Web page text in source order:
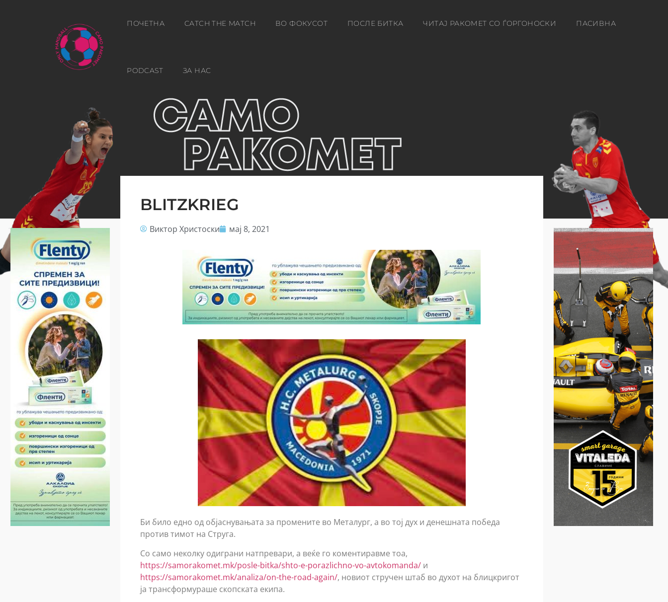
ПОЧЕТНА CATCH THE MATCH ВО ФОКУСОТ ПОСЛЕ БИТКА ЧИТАЈ РАКОМЕТ СО ЃОРГОНОСКИ ПАСИВНА
PODCAST ЗА НАС
BLITZKRIEG
Виктор Христоски мај 8, 2021
Би било едно од објаснувањата за промените во Металург, а во тој дух и денешната победа
против тимот на Струга.
Со само неколку одиграни натпревари, а веќе го коментиравме тоа,
https://samorakomet.mk/posle-bitka/shto-e-porazlichno-vo-avtokomanda/и
https://samorakomet.mk/analiza/on-the-road-again/, новиот стручен штаб во духот на блицкригот
ја трансформураше скопската екипа.